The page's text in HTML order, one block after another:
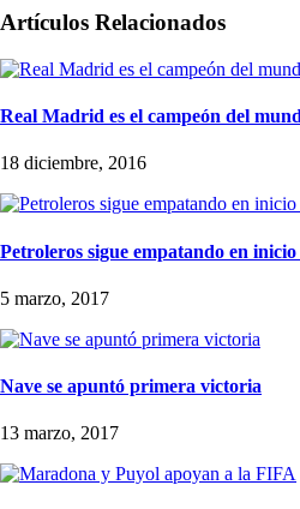
Artículos Relacionados
Real Madrid es el campeón del
18 diciembre, 2016
Petroleros sigue empatando en
5 marzo, 2017
Nave se apuntó primera victoria
13 marzo, 2017